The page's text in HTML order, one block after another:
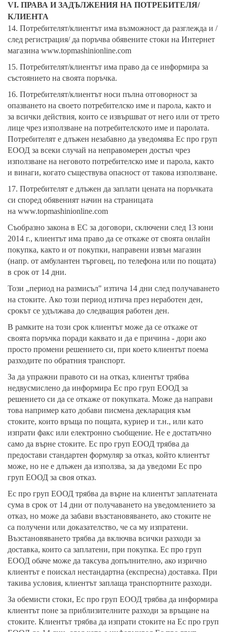
VI. ПРАВА И ЗАДЪЛЖЕНИЯ НА ПОТРЕБИТЕЛЯ/
КЛИЕНТА
14. Потребителят/клиентът има възможност да разглежда и /
след регистрация/ да поръчва обявените стоки на Интернет
магазина www.topmashinionline.com
15. Потребителят/клиентът има право да се информира за
състоянието на своята поръчка.
16. Потребителят/клиентът носи пълна отговорност за
опазването на своето потребителско име и парола, както и
за всички действия, които се извършват от него или от трето
лице чрез използване на потребителското име и паролата.
Потребителят е длъжен незабавно да уведомява Ес про груп
ЕООД за всеки случай на неправомерен достъп чрез
използване на неговото потребителско име и парола, както
и винаги, когато съществува опасност от такова използване.
17. Потребителят е длъжен да заплати цената на поръчката
си според обявеният начин на страницата
на www.topmashinionline.com
Съобразно закона в ЕС за договори, сключени след 13 юни
2014 г., клиентът има право да се откаже от своята онлайн
покупка, както и от покупки, направени извън магазин
(напр. от амбулантен търговец, по телефона или по пощата)
в срок от 14 дни.
Този „период на размисъл" изтича 14 дни след получаването
на стоките. Ако този период изтича през неработен ден,
срокът се удължава до следващия работен ден.
В рамките на този срок клиентът може да се откаже от
своята поръчка поради каквато и да е причина - дори ако
просто промени решението си, при което клиентът поема
разходите по обратния транспорт.
За да упражни правото си на отказ, клиентът трябва
недвусмислено да информира Ес про груп ЕООД за
решението си да се откаже от покупката. Може да направи
това например като добави писмена декларация към
стоките, които връща по пощата, куриер и т.н., или като
изпрати факс или електронно съобщение. Не е достатъчно
само да върне стоките. Ес про груп ЕООД трябва да
предостави стандартен формуляр за отказ, който клиентът
може, но не е длъжен да използва, за да уведоми Ес про
груп ЕООД за своя отказ.
Ес про груп ЕООД трябва да върне на клиентът заплатената
сума в срок от 14 дни от получаването на уведомлението за
отказ, но може да забави възстановяването, ако стоките не
са получени или доказателство, че са му изпратени.
Възстановяването трябва да включва всички разходи за
доставка, които са заплатени, при покупка. Ес про груп
ЕООД обаче може да таксува допълнително, ако изрично
клиентът е поискал нестандартна (експресна) доставка. При
такива условия, клиентът заплаща транспортните разходи.
За обемисти стоки, Ес про груп ЕООД трябва да информира
клиентът поне за приблизителните разходи за връщане на
стоките. Клиентът трябва да изпрати стоките на Ес про груп